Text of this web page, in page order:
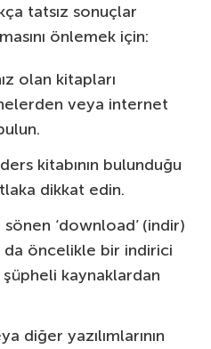
tatsız sonuçlar
önlemek için:
olan kitapları
veya internet
kitabının bulunduğu
dikkat edin.
‘download’ (indir)
da öncelikle bir indirici
kaynaklardan
diğer yazılımlarının